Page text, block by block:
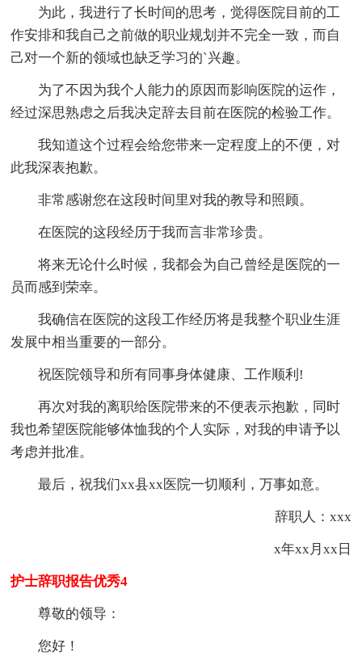
为此，我进行了长时间的思考，觉得医院目前的工
作安排和我自己之前做的职业规划并不完全一致，而自
己对一个新的领域也缺乏学习的`兴趣。
为了不因为我个人能力的原因而影响医院的运作，
经过深思熟虑之后我决定辞去目前在医院的检验工作。
我知道这个过程会给您带来一定程度上的不便，对
此我深表抱歉。
非常感谢您在这段时间里对我的教导和照顾。
在医院的这段经历于我而言非常珍贵。
将来无论什么时候，我都会为自己曾经是医院的一
员而感到荣幸。
我确信在医院的这段工作经历将是我整个职业生涯
发展中相当重要的一部分。
祝医院领导和所有同事身体健康、工作顺利!
再次对我的离职给医院带来的不便表示抱歉，同时
我也希望医院能够体恤我的个人实际，对我的申请予以
考虑并批准。
最后，祝我们xx县xx医院一切顺利，万事如意。
辞职人：xxx
x年xx月xx日
护士辞职报告优秀4
尊敬的领导：
您好！